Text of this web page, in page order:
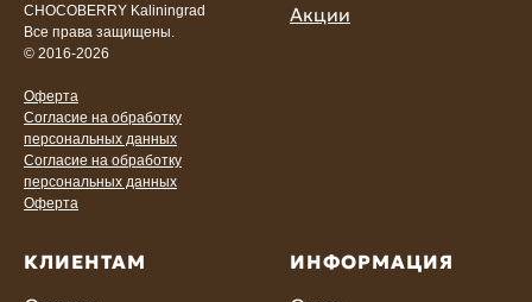
CHOCOBERRY Kaliningrad
Все права защищены.
© 2016-2026
Оферта
Согласие на обработку
персональных данных
Согласие на обработку
персональных данных
Оферта
Акции
КЛИЕНТАМ
ИНФОРМАЦИЯ